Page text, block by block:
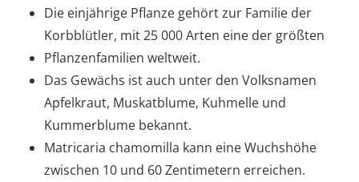
Die einjährige Pflanze gehört zur Familie der
Korbblütler, mit 25 000 Arten eine der größten
Pflanzenfamilien weltweit.
Das Gewächs ist auch unter den Volksnamen
Apfelkraut, Muskatblume, Kuhmelle und
Kummerblume bekannt.
Matricaria chamomilla kann eine Wuchshöhe
zwischen 10 und 60 Zentimetern erreichen.